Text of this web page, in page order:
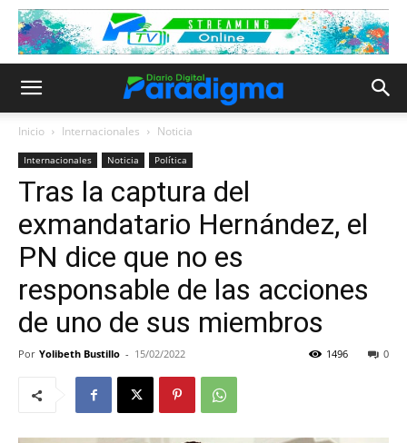
Inicio Internacionales Noticia
Internacionales Noticia Política
Tras la captura del
exmandatario Hernández, el
PN dice que no es
responsable de las acciones
de uno de sus miembros
Por Yolibeth Bustillo - 15/02/2022 0
1496